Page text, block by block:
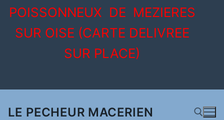
POISSONNEUX DE MEZIERES
SUR OISE (CARTE DELIVREE
SUR PLACE)
LE PECHEUR MACERIEN